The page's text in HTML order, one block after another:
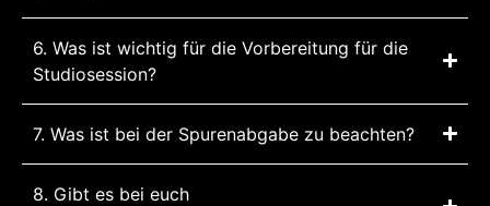
6. Was ist wichtig für die Vorbereitung für die
Studiosession?
7. Was ist bei der Spurenabgabe zu beachten?
8. Gibt es bei euch